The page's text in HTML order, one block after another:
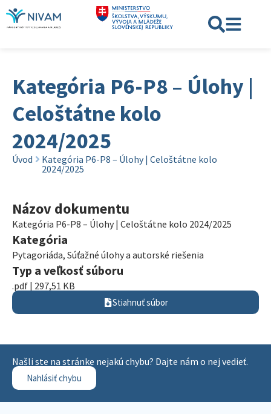
Kategória P6-P8 – Úlohy |
Celoštátne kolo
2024/2025
Úvod
Kategória P6-P8 – Úlohy | Celoštátne kolo
2024/2025
Názov dokumentu
Kategória P6-P8 – Úlohy | Celoštátne kolo 2024/2025
Kategória
Pytagoriáda, Súťažné úlohy a autorské riešenia
Typ a veľkosť súboru
.pdf | 297,51 KB
Stiahnuť súbor
Našli ste na stránke nejakú chybu? Dajte nám o nej vedieť.
Nahlásiť chybu